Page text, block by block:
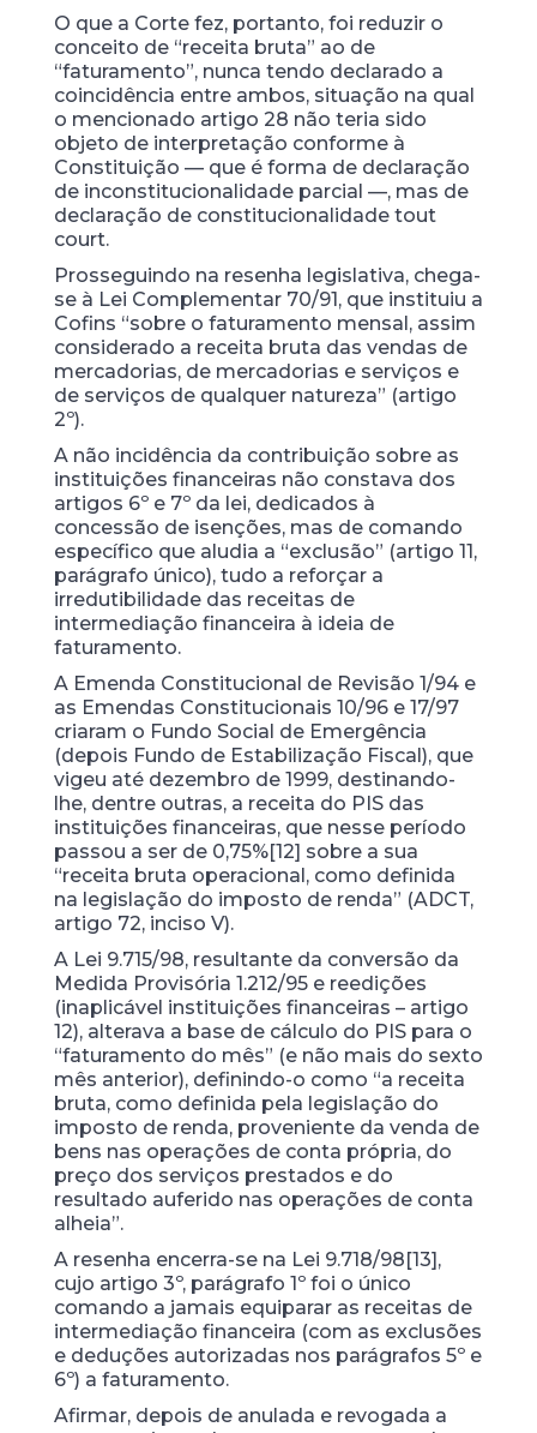
O que a Corte fez, portanto, foi reduzir o
conceito de “receita bruta” ao de
“faturamento”, nunca tendo declarado a
coincidência entre ambos, situação na qual
o mencionado artigo 28 não teria sido
objeto de interpretação conforme à
Constituição — que é forma de declaração
de inconstitucionalidade parcial —, mas de
declaração de constitucionalidade tout
court.
Prosseguindo na resenha legislativa, chega-
se à Lei Complementar 70/91, que instituiu a
Cofins “sobre o faturamento mensal, assim
considerado a receita bruta das vendas de
mercadorias, de mercadorias e serviços e
de serviços de qualquer natureza” (artigo
2º).
A não incidência da contribuição sobre as
instituições financeiras não constava dos
artigos 6º e 7º da lei, dedicados à
concessão de isenções, mas de comando
específico que aludia a “exclusão” (artigo 11,
parágrafo único), tudo a reforçar a
irredutibilidade das receitas de
intermediação financeira à ideia de
faturamento.
A Emenda Constitucional de Revisão 1/94 e
as Emendas Constitucionais 10/96 e 17/97
criaram o Fundo Social de Emergência
(depois Fundo de Estabilização Fiscal), que
vigeu até dezembro de 1999, destinando-
lhe, dentre outras, a receita do PIS das
instituições financeiras, que nesse período
passou a ser de 0,75%[12] sobre a sua
“receita bruta operacional, como definida
na legislação do imposto de renda” (ADCT,
artigo 72, inciso V).
A Lei 9.715/98, resultante da conversão da
Medida Provisória 1.212/95 e reedições
(inaplicável instituições financeiras – artigo
12), alterava a base de cálculo do PIS para o
“faturamento do mês” (e não mais do sexto
mês anterior), definindo-o como “a receita
bruta, como definida pela legislação do
imposto de renda, proveniente da venda de
bens nas operações de conta própria, do
preço dos serviços prestados e do
resultado auferido nas operações de conta
alheia”.
A resenha encerra-se na Lei 9.718/98[13],
cujo artigo 3º, parágrafo 1º foi o único
comando a jamais equiparar as receitas de
intermediação financeira (com as exclusões
e deduções autorizadas nos parágrafos 5º e
6º) a faturamento.
Afirmar, depois de anulada e revogada a